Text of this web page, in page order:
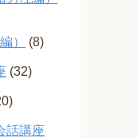
） (8)
(32)
話講座